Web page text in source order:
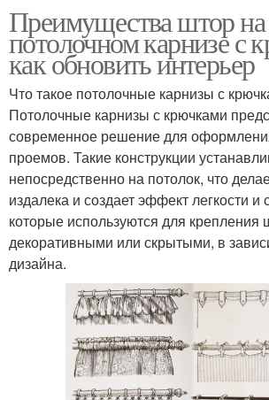
Преимущества штор на
потолочном карнизе с
как обновить интерьер
Что такое потолочные карнизы с
Потолочные карнизы с крючками
современное решение для
проемов. Такие конструкции
непосредственно на потолок, что
издалека и создает эффект легкости
которые используются для крепления
декоративными или скрытыми, в
дизайна.